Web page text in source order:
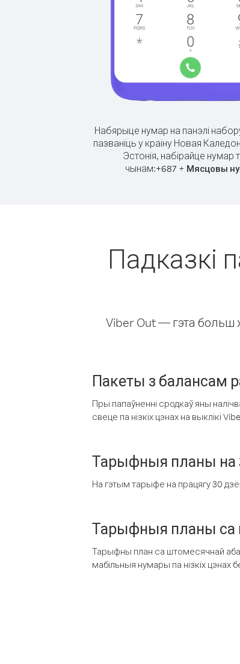
Набярыце нумар на панэлі
пазваніць у краіну Новая
Эстонія, набірайце нумар
чынам:+687+ Мясцовы
Падказкі
Viber Out — гэта больш
Пакеты з балансам
Пры папаўненні сродкаў яны
свеце па нізкіх цэнах на выклікі
Тарыфныя планы на
На гэтым тарыфе на працягу 30
Тарыфныя планы са
Тарыфны план са штомесячнай
мабільныя нумары па нізкіх цэнах